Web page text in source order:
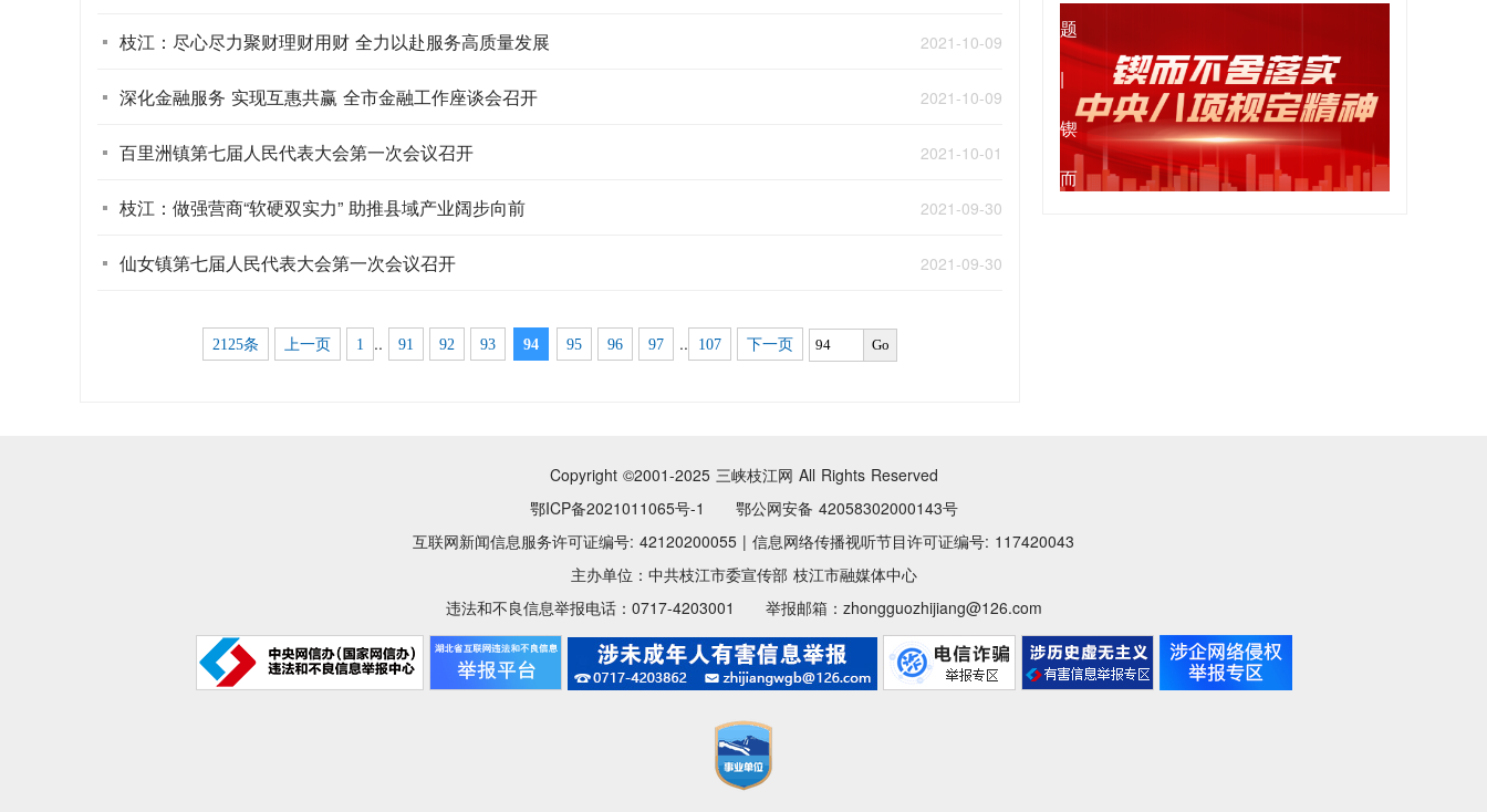
2021-10-09
枝江：尽心尽力聚财理财用财 全力以赴服务高质量发展
2021-10-09
深化金融服务 实现互惠共赢 全市金融工作座谈会召开
2021-10-01
百里洲镇第七届人民代表大会第一次会议召开
2021-09-30
枝江：做强营商“软硬双实力” 助推县域产业阔步向前
2021-09-30
仙女镇第七届人民代表大会第一次会议召开
2125条 上一页 1 .. 91 92 93 94 95 96 97 .. 107 下一页 Go
二
十
届...
所
盼
我
有
题
|
锲
而
Copyright ©2001-2025 三峡枝江网 All Rights Reserved
鄂ICP备2021011065号-1 鄂公网安备 42058302000143号
互联网新闻信息服务许可证编号: 42120200055 | 信息网络传播视听节目许可证编号: 117420043
主办单位：中共枝江市委宣传部 枝江市融媒体中心
违法和不良信息举报电话：0717-4203001 举报邮箱：zhongguozhijiang@126.com